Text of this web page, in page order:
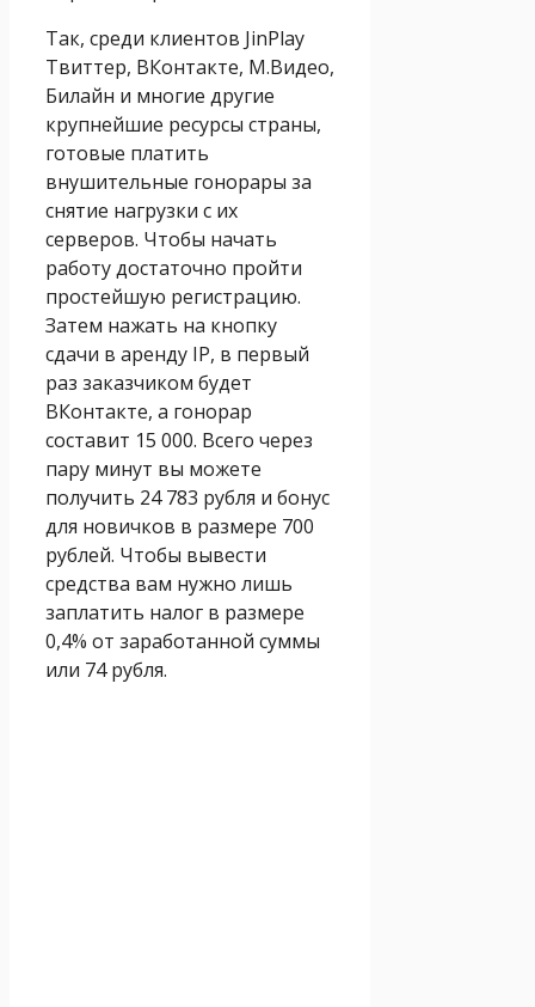
Так, среди клиентов JinPlay
Твиттер, ВКонтакте, М.Видео,
Билайн и многие другие
крупнейшие ресурсы страны,
готовые платить
внушительные гонорары за
снятие нагрузки с их
серверов. Чтобы начать
работу достаточно пройти
простейшую регистрацию.
Затем нажать на кнопку
сдачи в аренду IP, в первый
раз заказчиком будет
ВКонтакте, а гонорар
составит 15 000. Всего через
пару минут вы можете
получить 24 783 рубля и бонус
для новичков в размере 700
рублей. Чтобы вывести
средства вам нужно лишь
заплатить налог в размере
0,4% от заработанной суммы
или 74 рубля.